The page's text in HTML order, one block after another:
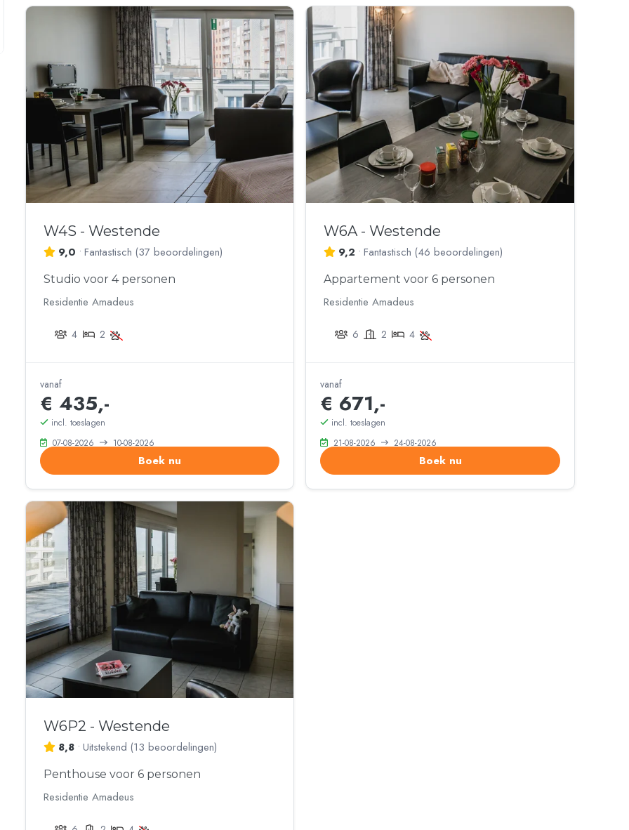
W4S - Westende
9,0 • Fantastisch (37 beoordelingen)
Studio voor 4 personen
Residentie Amadeus
4 2
vanaf
€ 435,-
incl. toeslagen
07-08-2026
10-08-2026
Boek nu
W6A - Westende
9,2 • Fantastisch (46 beoordelingen)
Appartement voor 6 personen
Residentie Amadeus
6 2 4
vanaf
€ 671,-
incl. toeslagen
21-08-2026
24-08-2026
Boek nu
W6P2 - Westende
8,8 • Uitstekend (13 beoordelingen)
Penthouse voor 6 personen
Residentie Amadeus